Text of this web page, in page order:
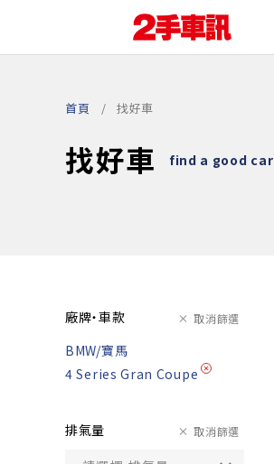
首頁 找好車
找好車 find a good car
廠牌・車款 取消篩選
BMW/寶馬
4 Series Gran Coupe
排氣量 取消篩選